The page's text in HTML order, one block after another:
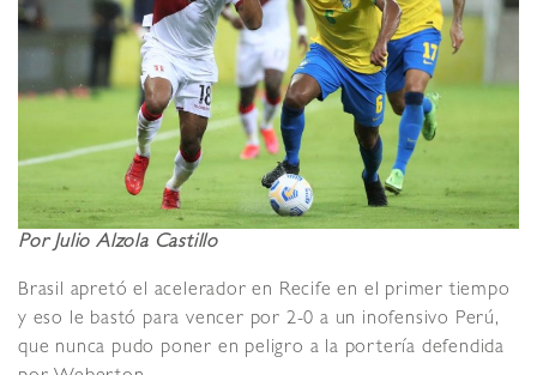
Por Julio Alzola Castillo
Brasil apretó el acelerador en Recife en el primer tiempo
y eso le bastó para vencer por 2-0 a un inofensivo Perú,
que nunca pudo poner en peligro a la portería defendida